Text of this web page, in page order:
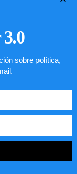
en
sobre política,